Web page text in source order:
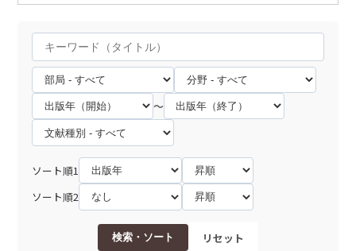
～
ソート順1
ソート順2
検索・ソート リセット